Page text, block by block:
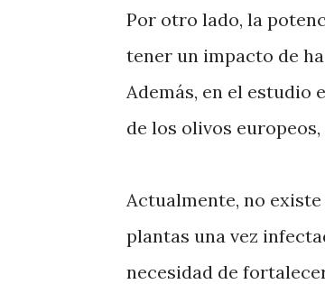
Por otro lado, la
tener un impacto de
Además, en el
de los olivos
Actualmente, no
plantas una vez
necesidad de